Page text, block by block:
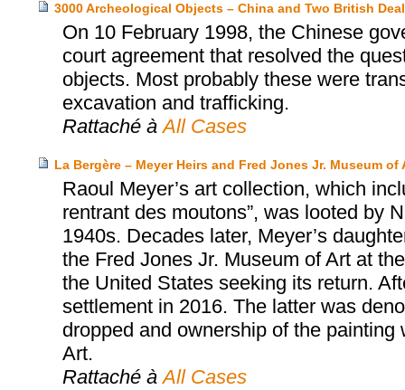
3000 Archeological Objects – China and Two British
On 10 February 1998, the Chinese
court agreement that resolved the
objects. Most probably these were
excavation and trafficking.
Rattaché à All Cases
La Bergère – Meyer Heirs and Fred Jones Jr. Museum of
Raoul Meyer’s art collection, which
rentrant des moutons”, was looted by
1940s. Decades later, Meyer’s
the Fred Jones Jr. Museum of Art at
the United States seeking its return.
settlement in 2016. The latter was
dropped and ownership of the
Art.
Rattaché à All Cases